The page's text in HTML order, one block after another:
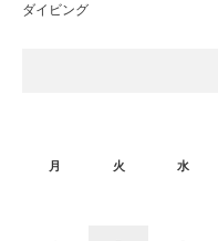
ダイビング
月
火 水